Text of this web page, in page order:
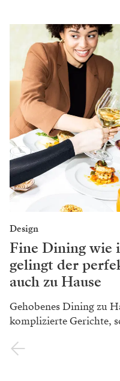
Design
Fine Dining wie
gelingt der
auch zu Hause
Gehobenes Dining zu
komplizierte Gerichte,